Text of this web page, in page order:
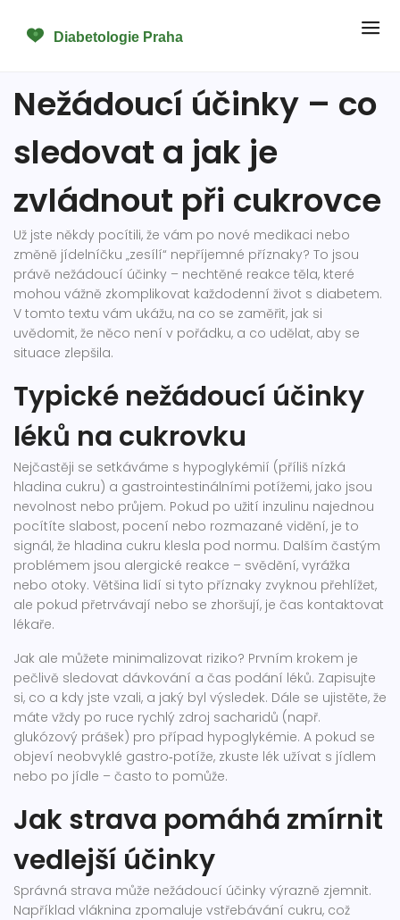
Nežádoucí účinky – co
sledovat a jak je
zvládnout při cukrovce
Už jste někdy pocítili, že vám po nové medikaci nebo
změně jídelníčku „zesílí“ nepříjemné příznaky? To jsou
právě nežádoucí účinky – nechtěné reakce těla, které
mohou vážně zkomplikovat každodenní život s diabetem.
V tomto textu vám ukážu, na co se zaměřit, jak si
uvědomit, že něco není v pořádku, a co udělat, aby se
situace zlepšila.
Typické nežádoucí účinky
léků na cukrovku
Nejčastěji se setkáváme s hypoglykémií (příliš nízká
hladina cukru) a gastrointestinálními potížemi, jako jsou
nevolnost nebo průjem. Pokud po užití inzulinu najednou
pocítíte slabost, pocení nebo rozmazané vidění, je to
signál, že hladina cukru klesla pod normu. Dalším častým
problémem jsou alergické reakce – svědění, vyrážka
nebo otoky. Většina lidí si tyto příznaky zvyknou přehlížet,
ale pokud přetrvávají nebo se zhoršují, je čas kontaktovat
lékaře.
Jak ale můžete minimalizovat riziko? Prvním krokem je
pečlivě sledovat dávkování a čas podání léků. Zapisujte
si, co a kdy jste vzali, a jaký byl výsledek. Dále se ujistěte, že
máte vždy po ruce rychlý zdroj sacharidů (např.
glukózový prášek) pro případ hypoglykémie. A pokud se
objeví neobvyklé gastro‑potíže, zkuste lék užívat s jídlem
nebo po jídle – často to pomůže.
Jak strava pomáhá zmírnit
vedlejší účinky
Správná strava může nežádoucí účinky výrazně zjemnit.
Například vláknina zpomaluje vstřebávání cukru, což